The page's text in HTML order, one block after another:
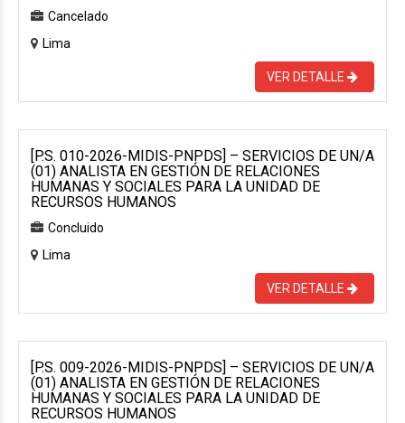
Cancelado
Lima
VER DETALLE
[P.S. 010-2026-MIDIS-PNPDS] – SERVICIOS DE UN/A
(01) ANALISTA EN GESTIÓN DE RELACIONES
HUMANAS Y SOCIALES PARA LA UNIDAD DE
RECURSOS HUMANOS
Concluido
Lima
VER DETALLE
[P.S. 009-2026-MIDIS-PNPDS] – SERVICIOS DE UN/A
(01) ANALISTA EN GESTIÓN DE RELACIONES
HUMANAS Y SOCIALES PARA LA UNIDAD DE
RECURSOS HUMANOS